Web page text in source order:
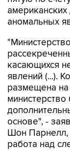
аномальных
касающихся
явлений (...).
размещена на
министерство
основе", -
Шон Парнелл,
работа над